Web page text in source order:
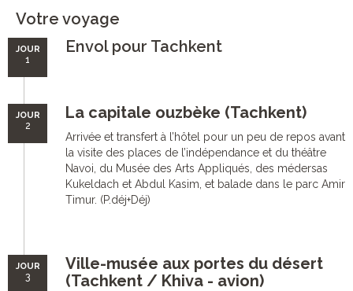
Votre voyage
JOUR
1
Envol pour Tachkent
JOUR
2
La capitale ouzbèke (Tachkent)
Arrivée et transfert à l’hôtel pour un peu de repos avant
la visite des places de l’indépendance et du théâtre
Navoi, du Musée des Arts Appliqués, des médersas
Kukeldach et Abdul Kasim, et balade dans le parc Amir
Timur. (P.déj+Déj)
JOUR
3
Ville-musée aux portes du désert
(Tachkent / Khiva - avion)